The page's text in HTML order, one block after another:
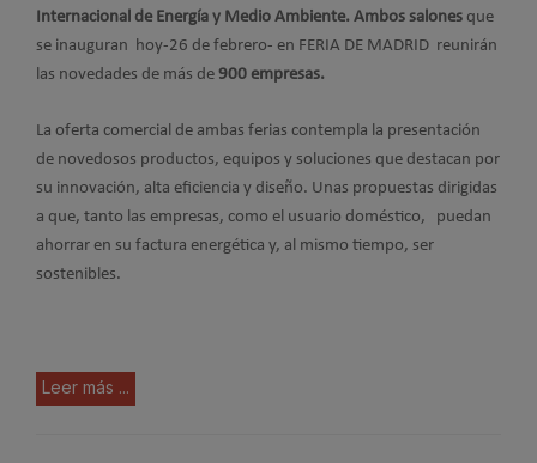
Internacional de Energía y Medio Ambiente. Ambos salones que
se inauguran hoy-26 de febrero- en FERIA DE MADRID reunirán
las novedades de más de 900 empresas.
La oferta comercial de ambas ferias contempla la presentación
de novedosos productos, equipos y soluciones que destacan por
su innovación, alta eficiencia y diseño. Unas propuestas dirigidas
a que, tanto las empresas, como el usuario doméstico, puedan
ahorrar en su factura energética y, al mismo tiempo, ser
sostenibles.
Leer más ...